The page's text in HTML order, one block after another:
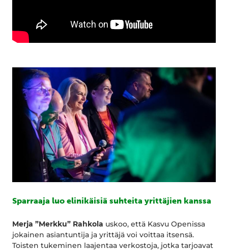
Sparraaja luo elinikäisiä suhteita yrittäjien kanssa
Merja ”Merkku” Rahkola uskoo, että Kasvu Openissa
jokainen asiantuntija ja yrittäjä voi voittaa itsensä.
Toisten tukeminen laajentaa verkostoja, jotka tarjoavat